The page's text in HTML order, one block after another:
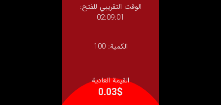
الوقت التقريبي للفتح:
02:09:01
الكمية:100
القيمة العادية
0.03$